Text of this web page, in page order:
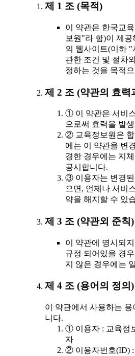
제 1 조 (목적)
이 약관은 한국교
보원"라 함)이 제
의 웹사이트(이하 "
관한 조건 및 절차
정하는 것을 목적
제 2 조 (약관의 효력
① 이 약관은 서비
으로써 효력을 발
② 교육정보원은
에는 이 약관을 변
경한 경우에는 지
공시합니다.
③ 이용자는 변경
으면, 언제나 서비
약을 해지할 수 있
제 3 조 (약관외 준칙)
이 약관에 명시되
규정 되어있을 경
지 않은 경우에는
제 4 조 (용어의 정의)
이 약관에서 사용하는
니다.
① 이용자 : 교육정
자
② 이용자번호(ID) :